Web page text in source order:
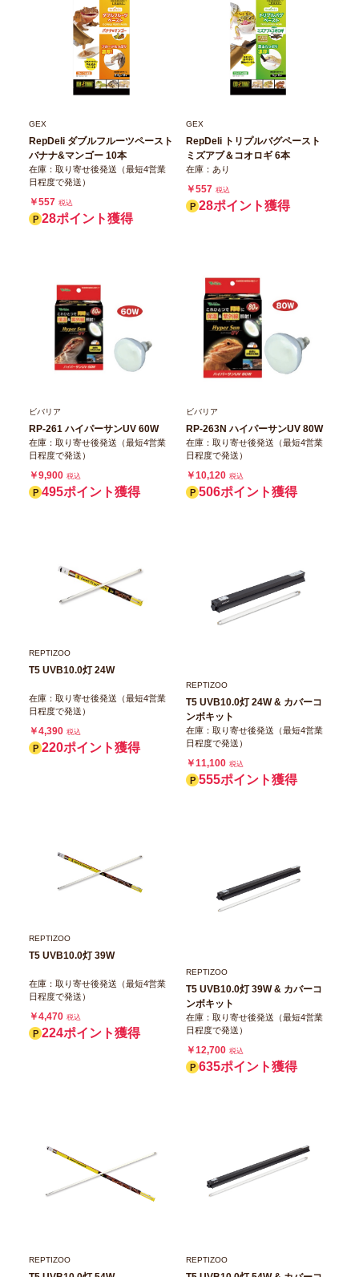
GEX
RepDeli ダブルフルーツペースト
バナナ&マンゴー 10本
在庫：取り寄せ後発送（最短4営業
日程度で発送）
￥557 税込
28ポイント獲得
GEX
RepDeli トリプルバグペースト
ミズアブ＆コオロギ 6本
在庫：あり
￥557 税込
28ポイント獲得
ビバリア
RP-261 ハイパーサンUV 60W
在庫：取り寄せ後発送（最短4営業
日程度で発送）
￥9,900 税込
495ポイント獲得
ビバリア
RP-263N ハイパーサンUV 80W
在庫：取り寄せ後発送（最短4営業
日程度で発送）
￥10,120 税込
506ポイント獲得
REPTIZOO
T5 UVB10.0灯 24W
在庫：取り寄せ後発送（最短4営業
日程度で発送）
￥4,390 税込
220ポイント獲得
REPTIZOO
T5 UVB10.0灯 24W & カバーコ
ンボキット
在庫：取り寄せ後発送（最短4営業
日程度で発送）
￥11,100 税込
555ポイント獲得
REPTIZOO
T5 UVB10.0灯 39W
在庫：取り寄せ後発送（最短4営業
日程度で発送）
￥4,470 税込
224ポイント獲得
REPTIZOO
T5 UVB10.0灯 39W & カバーコ
ンボキット
在庫：取り寄せ後発送（最短4営業
日程度で発送）
￥12,700 税込
635ポイント獲得
REPTIZOO REPTIZOO